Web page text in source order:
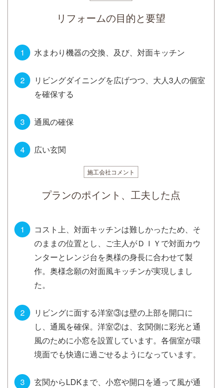
リフォームの目的と要望
水まわり機器の交換、及び、対面キッチン
リビングダイニングを広げつつ、大人3人の個室
を確保する
通風の確保
広い玄関
施工会社コメント
プランのポイント、工夫した点
コスト上、対面キッチンは難しかったため、そ
のままの位置とし、ご主人がＤＩＹで対面カウ
ンターとレンジ台を奥様の身長に合わせて製
作。奥様念願の対面風キッチンが実現しまし
た。
リビングに面する洋室③は壁の上部を開口に
し、通風を確保。洋室②は、玄関側に彩光と通
風のために小窓を設置しています。各個室が環
境面でも快適に過ごせるようになっています。
玄関からLDKまで、小窓や開口を通って風が通